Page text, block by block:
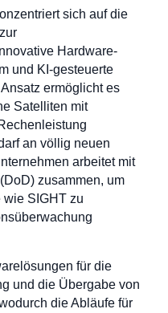
sich auf die
Hardware-
und KI-gesteuerte
ermöglicht es
Satelliten mit
an völlig neuen
arbeitet mit
zusammen, um
SIGHT zu
für die
und die Übergabe von
die Abläufe für